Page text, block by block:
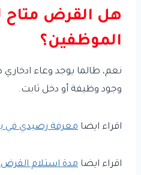
هل القرض متاح
الموظفين؟
نعم، طالما يوجد وعاء
وجود وظيفة أو دخل ثابت.
اقراء ايضا معرفة رصيدي في
اقراء ايضا مدة استلام